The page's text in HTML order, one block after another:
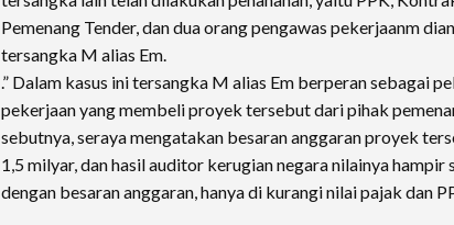
Pemenang Tender, dan dua orang pengawas pekerjaanm
tersangka M alias Em.
.” Dalam kasus ini tersangka M alias Em berperan sebagai
pekerjaan yang membeli proyek tersebut dari pihak
sebutnya, seraya mengatakan besaran anggaran proyek
1,5 milyar, dan hasil auditor kerugian negara nilainya hampir
dengan besaran anggaran, hanya di kurangi nilai pajak dan